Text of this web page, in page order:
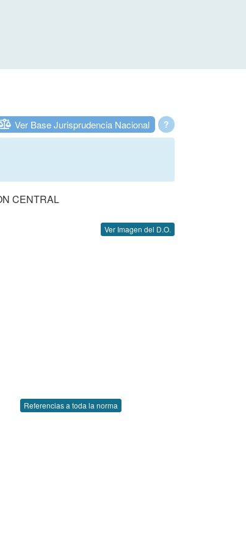
?
Ver Base Jurisprudencia Nacional
CENTRAL
Ver Imagen del D.O.
Referencias a toda la norma